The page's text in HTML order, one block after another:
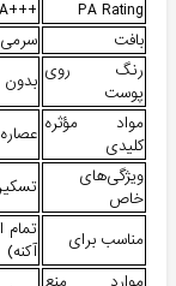
PA Rating
+++PA یا بالاتر (برای محافظت UVA)
بافت
رنگ روی
پوست
بدون
مواد مؤثره
کلیدی
ویژگی‌های
خاص
مناسب برای
آکنه)